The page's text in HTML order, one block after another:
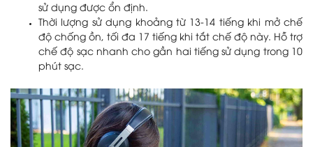
sử dụng được ổn định.
Thời lượng sử dụng khoảng từ 13-14 tiếng khi mở chế
độ chống ồn, tối đa 17 tiếng khi tắt chế độ này. Hỗ trợ
chế độ sạc nhanh cho gần hai tiếng sử dụng trong 10
phút sạc.